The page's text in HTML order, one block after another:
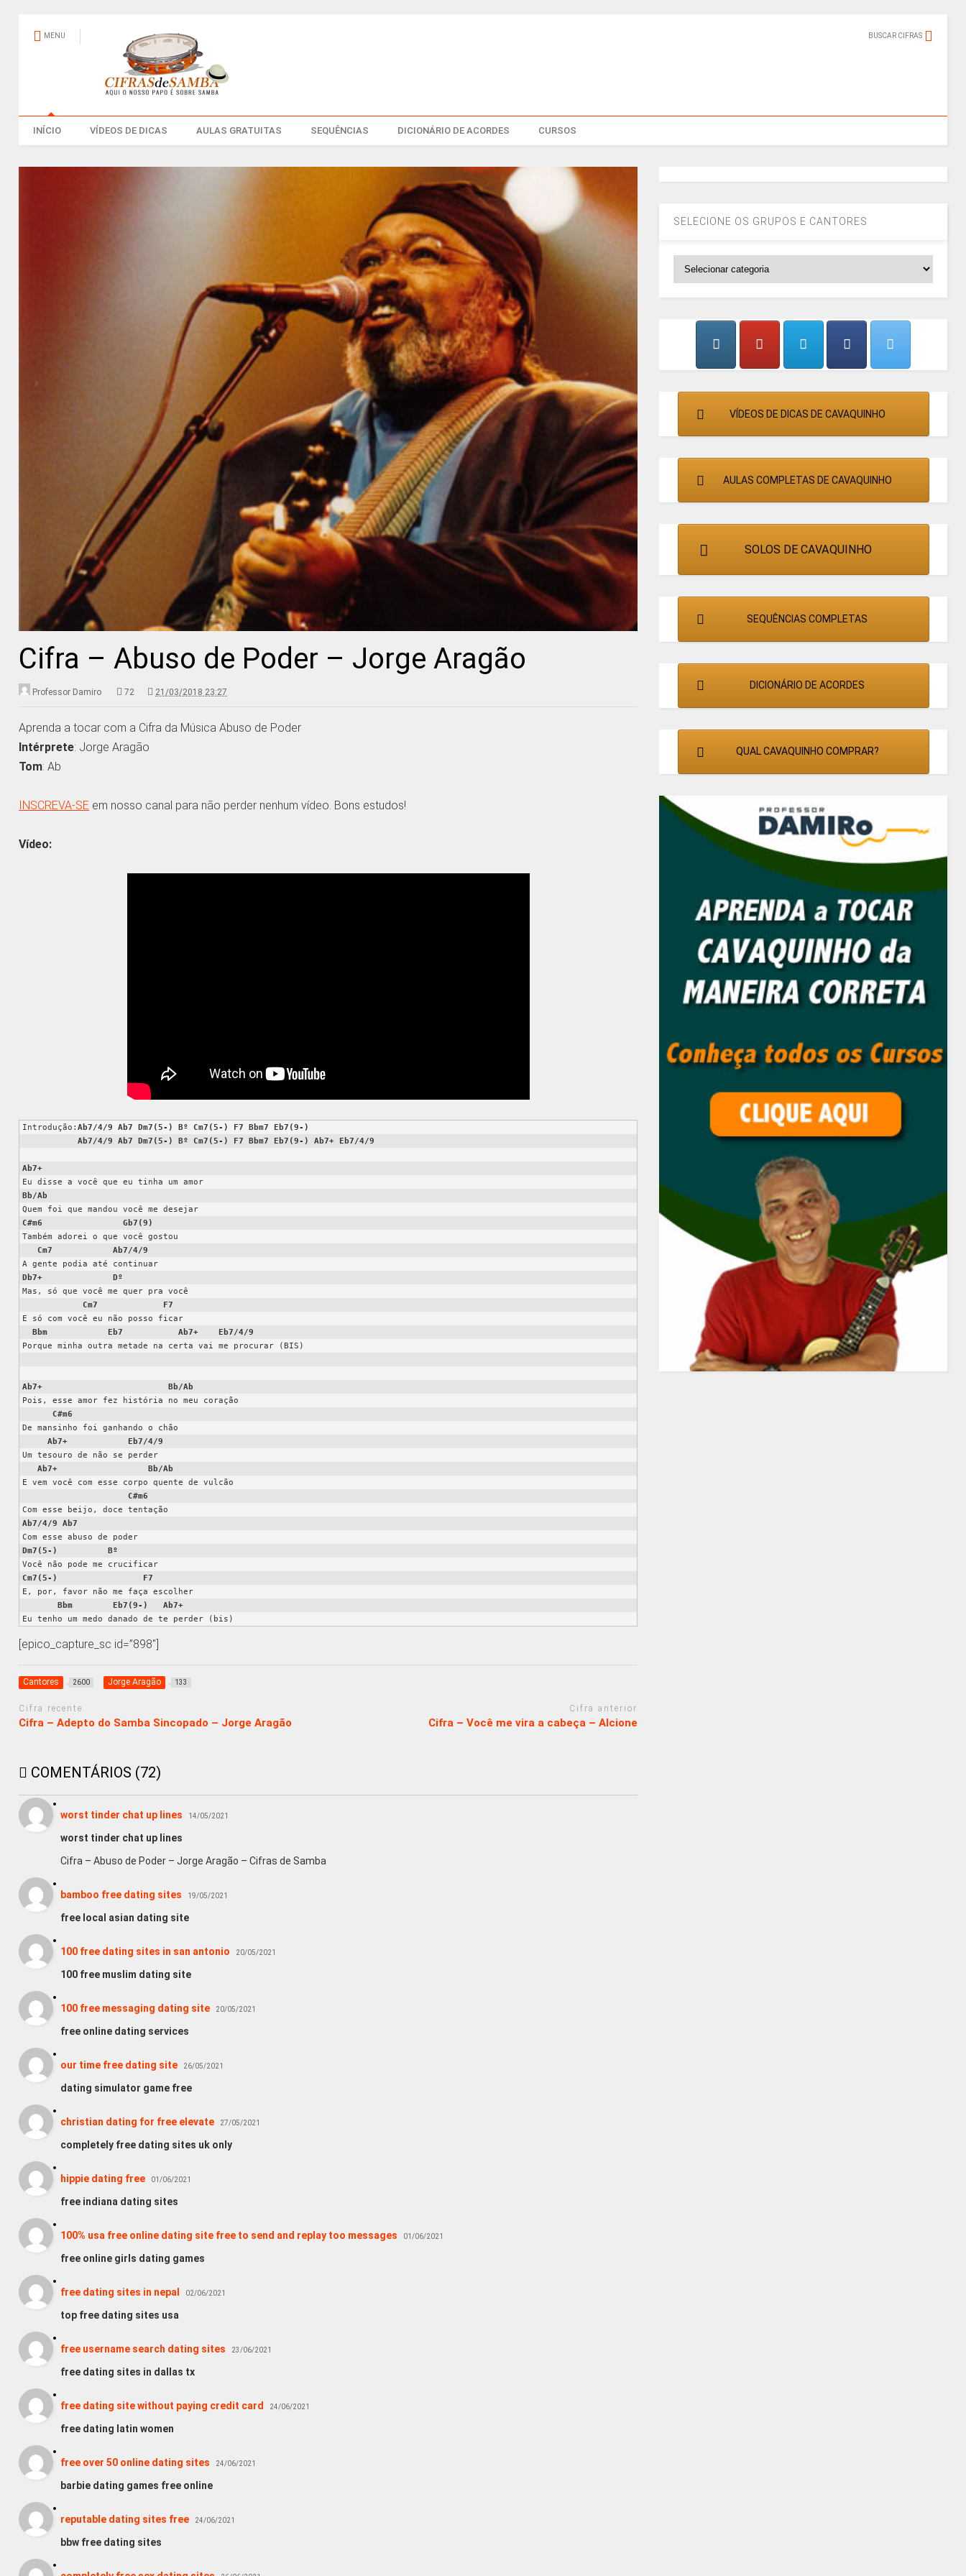
MENU BUSCAR CIFRAS
INÍCIO VÍDEOS DE DICAS AULAS GRATUITAS SEQUÊNCIAS DICIONÁRIO DE ACORDES CURSOS
Cifra – Abuso de Poder – Jorge Aragão
Professor Damiro 72 21/03/2018 23:27
Aprenda a tocar com a Cifra da Música Abuso de Poder
Intérprete: Jorge Aragão
Tom: Ab
INSCREVA-SE em nosso canal para não perder nenhum vídeo. Bons estudos!
Vídeo:
Introdução:Ab7/4/9 Ab7 Dm7(5-) Bº Cm7(5-) F7 Bbm7
Eb7(9-)
Ab7/4/9
Ab7 Dm7(5-) Bº Cm7(5-) F7 Bbm7 Eb7(9-) Ab7+ Eb7/4/9
Ab7+
Bb/Ab
C#m6
Gb7(9)
Também adorei o que você gostou
Cm7
Ab7/4/9
Db7+
Dº
Mas, só que você me quer pra você
Cm7
F7
E só com você eu não posso ficar
Bbm
Eb7 Ab7+
Eb7/4/9
Porque minha outra metade na certa vai me procurar (BIS)
Ab7+
Bb/Ab
Pois, esse amor fez história no meu coração
C#m6
De mansinho foi ganhando o chão
Ab7+
Eb7/4/9
Um tesouro de não se perder
Ab7+
Bb/Ab
E vem você com esse corpo quente de vulcão
C#m6
Ab7/4/9
Ab7
Dm7(5-)
Bº
Cm7(5-)
F7
E, por, favor não me faça escolher
Bbm
Eb7(9-)
Ab7+
Eu tenho um medo danado de te perder (bis)
[epico_capture_sc id=”898″]
Cantores 2600 Jorge Aragão 133
Cifra recente
Cifra – Adepto do Samba Sincopado – Jorge Aragão
Cifra anterior
Cifra – Você me vira a cabeça – Alcione
COMENTÁRIOS (72)
worst tinder chat up lines 14/05/2021
worst tinder chat up lines
Cifra – Abuso de Poder – Jorge Aragão – Cifras de Samba
bamboo free dating sites 19/05/2021
free local asian dating site
100 free dating sites in san antonio 20/05/2021
100 free muslim dating site
100 free messaging dating site 20/05/2021
free online dating services
our time free dating site 26/05/2021
dating simulator game free
christian dating for free elevate 27/05/2021
completely free dating sites uk only
hippie dating free 01/06/2021
free indiana dating sites
100% usa free online dating site free to send and replay too messages 01/06/2021
free online girls dating games
free dating sites in nepal 02/06/2021
top free dating sites usa
free username search dating sites 23/06/2021
free dating sites in dallas tx
free dating site without paying credit card 24/06/2021
free dating latin women
free over 50 online dating sites 24/06/2021
barbie dating games free online
reputable dating sites free 24/06/2021
bbw free dating sites
SELECIONE OS GRUPOS E CANTORES
CANTORES
VÍDEOS DE DICAS DE CAVAQUINHO
AULAS COMPLETAS DE CAVAQUINHO
SOLOS DE CAVAQUINHO
SEQUÊNCIAS COMPLETAS
DICIONÁRIO DE ACORDES
QUAL CAVAQUINHO COMPRAR?